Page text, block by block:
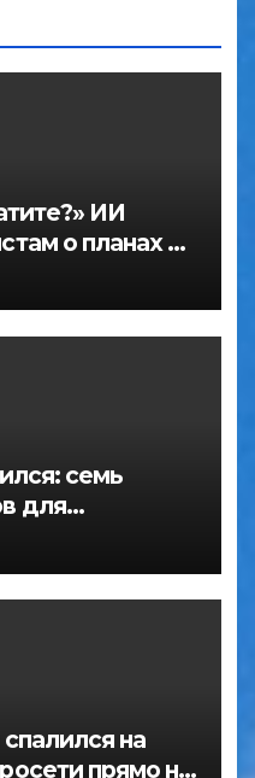
ИИ
о планах по
семь
для
на
прямо на